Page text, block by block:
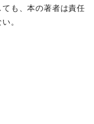
も、本の著者は責任
。